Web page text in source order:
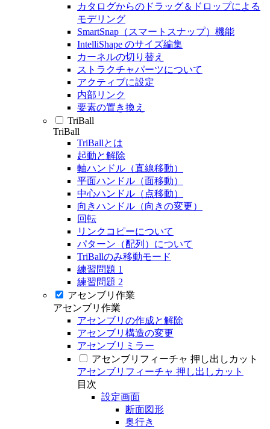
カタログからのドラッグ＆ドロップによる
モデリング
SmartSnap（スマートスナップ）機能
IntelliShape のサイズ編集
カーネルの切り替え
ストラクチャパーツについて
アクティブに設定
内部リンク
要素の置き換え
TriBall
TriBall
TriBallとは
起動と解除
軸ハンドル（直線移動）
平面ハンドル（面移動）
中心ハンドル（点移動）
向きハンドル（向きの変更）
回転
リンクコピーについて
パターン（配列）について
TriBallのみ移動モード
練習問題 1
練習問題 2
アセンブリ作業
アセンブリ作業
アセンブリの作成と解除
アセンブリ構造の変更
アセンブリミラー
アセンブリフィーチャ 押し出しカット
アセンブリフィーチャ 押し出しカット
目次
設定画面
断面図形
奥行き